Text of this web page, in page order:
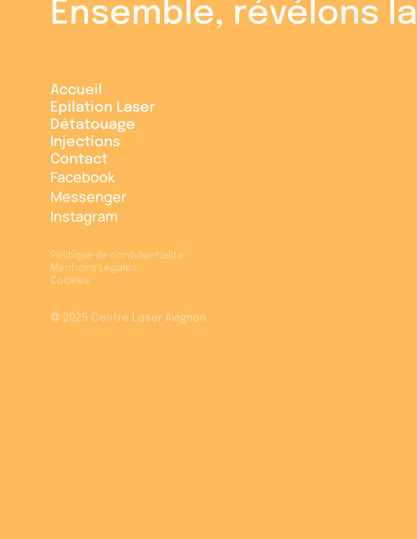
Ensemble, révélons
Accueil
Accueil
Epilation Laser
Epilation Laser
Détatouage
Détatouage
Injections
Injections
Contact
Contact
Facebook
Messenger
Instagram
© 2025 Centre Laser Avignon
Politique de confidentialité
Mentions Légales
Cookies